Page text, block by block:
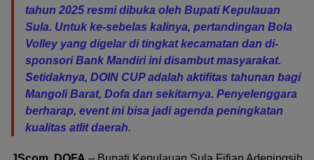
tahun 2025 resmi dibuka oleh Bupati Kepulauan
Sula. Untuk ke-sebelas kalinya, pertandingan Bola
Volley yang digelar di tingkat kecamatan dan di-
sponsori Bank Mandiri ini disambut masyarakat.
Setidaknya, DOIN CUP adalah aktifitas tahunan bagi
Mangoli Barat, Dofa dan sekitarnya. Penyelenggara
berharap, event ini bisa jadi agenda peningkatan
kualitas atlit daerah.